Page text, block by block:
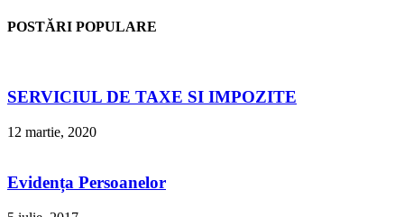
POSTĂRI POPULARE
SERVICIUL DE TAXE SI IMPOZITE
12 martie, 2020
Evidența Persoanelor